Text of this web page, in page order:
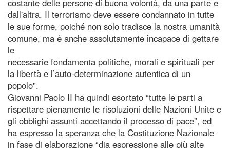
dall'altra. Il terrorismo deve essere condannato in tutte
le sue forme, poiché non solo tradisce la nostra umanità
comune, ma è anche assolutamente incapace di gettare
le
necessarie fondamenta politiche, morali e spirituali per
la libertà e l’auto-determinazione autentica di un
popolo".
Giovanni Paolo II ha quindi esortato “tutte le parti a
rispettare pienamente le risoluzioni delle Nazioni Unite e
gli obblighi assunti accettando il processo di pace”, ed
ha espresso la speranza che la Costituzione Nazionale
in fase di elaborazione “dia espressione alle più alte